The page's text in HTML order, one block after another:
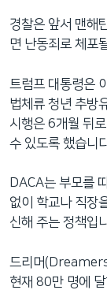
경찰은 앞서 맨해
면 난동죄로 체포
트럼프 대통령은
법체류 청년 추방
시행은 6개월 뒤
수 있도록 했습니
DACA는 부모를
없이 학교나 직장
신해 주는 정책입
드리머
현재 80만 명에 달